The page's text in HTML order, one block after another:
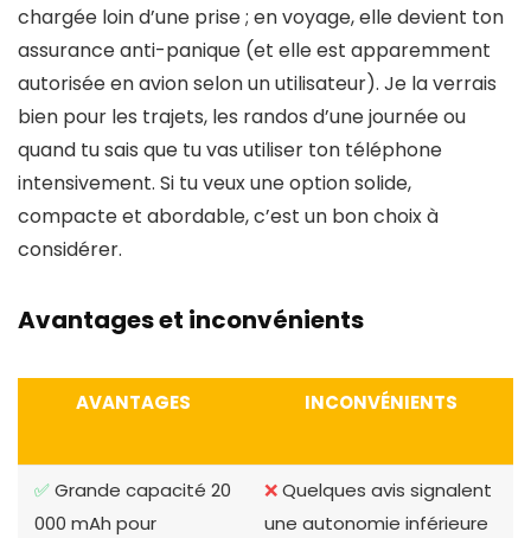
chargée loin d’une prise ; en voyage, elle devient ton
assurance anti-panique (et elle est apparemment
autorisée en avion selon un utilisateur). Je la verrais
bien pour les trajets, les randos d’une journée ou
quand tu sais que tu vas utiliser ton téléphone
intensivement. Si tu veux une option solide,
compacte et abordable, c’est un bon choix à
considérer.
Avantages et inconvénients
AVANTAGES INCONVÉNIENTS
✅Grande capacité 20
000 mAh pour
❌Quelques avis signalent
une autonomie inférieure